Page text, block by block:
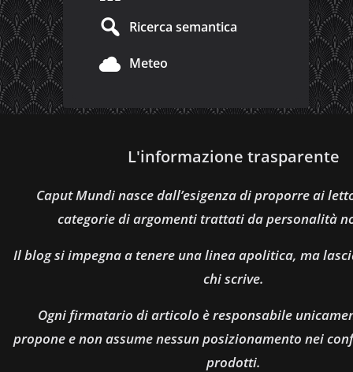
Ricerca semantica
Meteo
L'informazione trasparente
Caput Mundi nasce dall’esigenza di proporre ai
categorie di argomenti trattati da personalità
Il blog si impegna a tenere una linea apolitica, ma
chi scrive.
Ogni firmatario di articolo è responsabile
propone e non assume nessun posizionamento nei
prodotti.